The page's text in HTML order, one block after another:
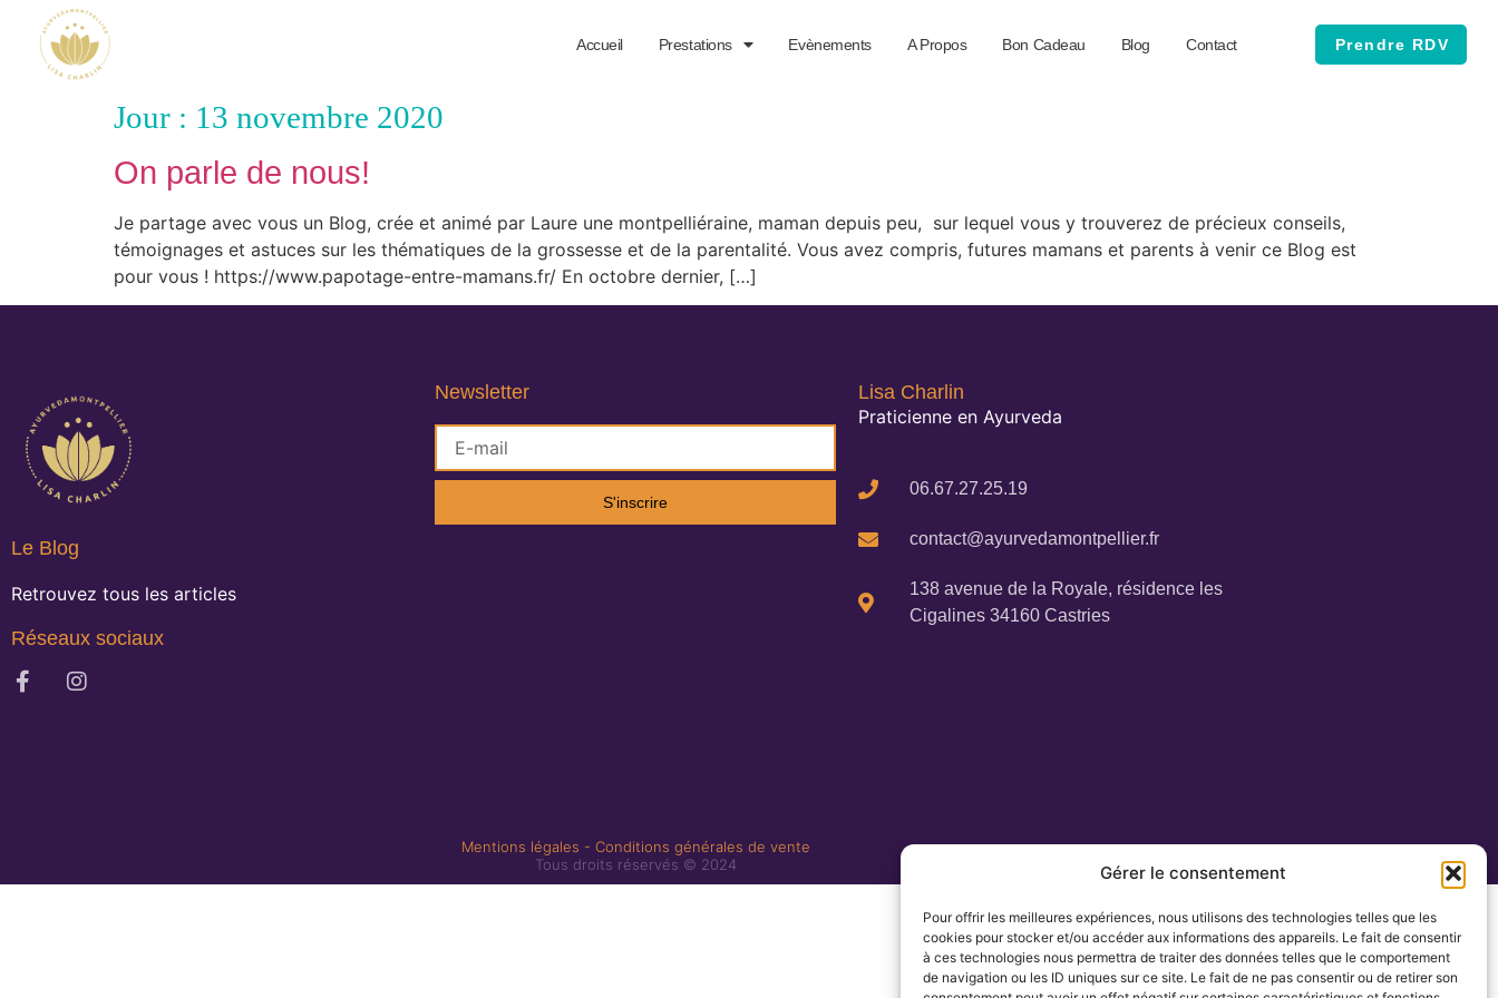
Gérer le consentement
Pour offrir les meilleures expériences, nous utilisons des technologies telles que les
cookies pour stocker et/ou accéder aux informations des appareils. Le fait de consentir
à ces technologies nous permettra de traiter des données telles que le comportement
de navigation ou les ID uniques sur ce site. Le fait de ne pas consentir ou de retirer son
Accueil Prestations Evènements A Propos Bon Cadeau Blog Contact Prendre RDV
Jour : 13 novembre 2020
On parle de nous!
Je partage avec vous un Blog, crée et animé par Laure une montpelliéraine, maman depuis peu, sur lequel vous y trouverez de précieux conseils,
témoignages et astuces sur les thématiques de la grossesse et de la parentalité. Vous avez compris, futures mamans et parents à venir ce Blog est
pour vous ! https://www.papotage-entre-mamans.fr/ En octobre dernier, […]
Le Blog
Retrouvez tous les articles
Réseaux sociaux
Newsletter
S'inscrire
Lisa Charlin
Praticienne en Ayurveda
06.67.27.25.19
contact@ayurvedamontpellier.fr
138 avenue de la Royale, résidence les
Cigalines 34160 Castries
Mentions légales - Conditions générales de vente
Tous droits réservés © 2024